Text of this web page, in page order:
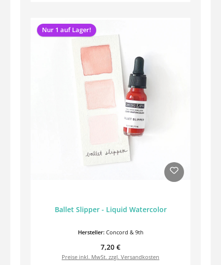
Nur 1 auf Lager!
Ballet Slipper - Liquid Watercolor
Hersteller: Concord & 9th
Regulärer Preis:
7,20 €
Preise inkl. MwSt. zzgl. Versandkosten